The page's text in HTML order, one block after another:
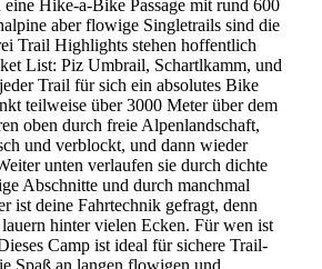
eine Hike-a-Bike Passage mit rund 600
aber flowige Singletrails sind die
Trail Highlights stehen hoffentlich
List: Piz Umbrail, Schartlkamm, und
Trail für sich ein absolutes Bike
teilweise über 3000 Meter über dem
oben durch freie Alpenlandschaft,
und verblockt, und dann wieder
unten verlaufen sie durch dichte
Abschnitte und durch manchmal
ist deine Fahrtechnik gefragt, denn
lauern hinter vielen Ecken. Für wen ist
Camp ist ideal für sichere Trail-
Spaß an langen flowigen und